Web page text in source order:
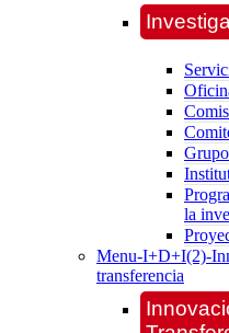
la
Menu-I+D+I(2)-
transferencia